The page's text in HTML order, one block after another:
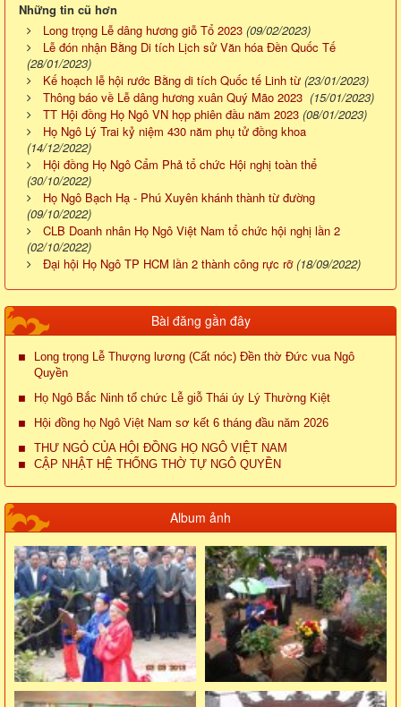
Những tin cũ hơn
Long trọng Lễ dâng hương giỗ Tổ 2023 (09/02/2023)
Lễ đón nhận Bằng Di tích Lịch sử Văn hóa Đền Quốc Tế
(28/01/2023)
Kế hoạch lễ hội rước Bằng di tích Quốc tế Linh từ (23/01/2023)
Thông báo về Lễ dâng hương xuân Quý Mão 2023 (15/01/2023)
TT Hội đồng Họ Ngô VN họp phiên đầu năm 2023 (08/01/2023)
Họ Ngô Lý Trai kỷ niệm 430 năm phụ tử đồng khoa
(14/12/2022)
Hội đồng Họ Ngô Cẩm Phả tổ chức Hội nghị toàn thể
(30/10/2022)
Họ Ngô Bạch Hạ - Phú Xuyên khánh thành từ đường
(09/10/2022)
CLB Doanh nhân Họ Ngô Việt Nam tổ chức hội nghị lần 2
(02/10/2022)
Đại hội Họ Ngô TP HCM lần 2 thành công rực rỡ (18/09/2022)
Bài đăng gần đây
Long trọng Lễ Thượng lương (Cất nóc) Đền thờ Đức vua Ngô
Quyền
Họ Ngô Bắc Ninh tổ chức Lễ giỗ Thái úy Lý Thường Kiệt
Hội đồng họ Ngô Việt Nam sơ kết 6 tháng đầu năm 2026
THƯ NGỎ CỦA HỘI ĐỒNG HỌ NGÔ VIỆT NAM
CẬP NHẬT HỆ THỐNG THỜ TỰ NGÔ QUYỀN
Album ảnh